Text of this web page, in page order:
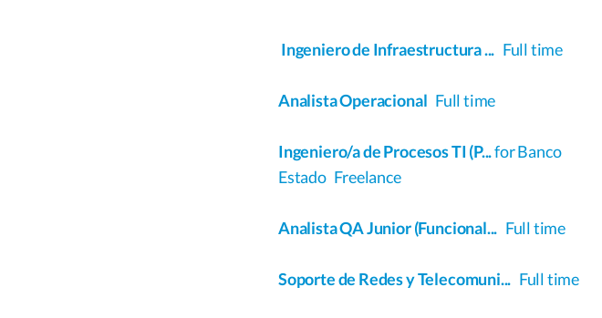
Ingeniero de Infraestructura ... Full time
Analista Operacional Full time
Ingeniero/a de Procesos TI (P...for Banco
Estado Freelance
Analista QA Junior (Funcional... Full time
Soporte de Redes y Telecomuni... Full time